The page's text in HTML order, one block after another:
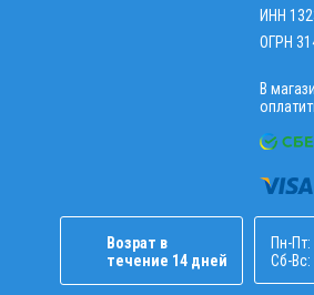
ИНН
ОГРН
В
Возрат в
течение 14 дней
Пн-
Сб-